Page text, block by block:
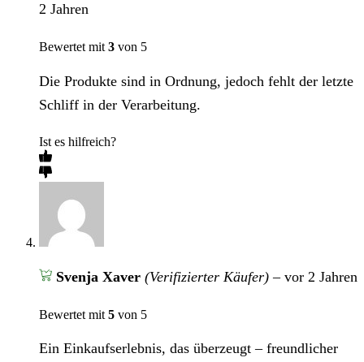
2 Jahren
Bewertet mit 3 von 5
Die Produkte sind in Ordnung, jedoch fehlt der letzte
Schliff in der Verarbeitung.
Ist es hilfreich?
Svenja Xaver (Verifizierter Käufer) – vor 2 Jahren
Bewertet mit 5 von 5
Ein Einkaufserlebnis, das überzeugt – freundlicher